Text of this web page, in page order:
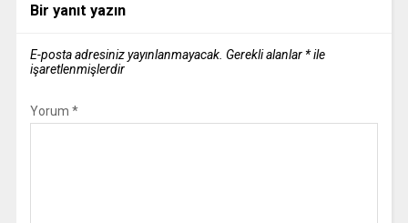
Bir yanıt yazın
E-posta adresiniz yayınlanmayacak. Gerekli alanlar *ile
işaretlenmişlerdir
Yorum *